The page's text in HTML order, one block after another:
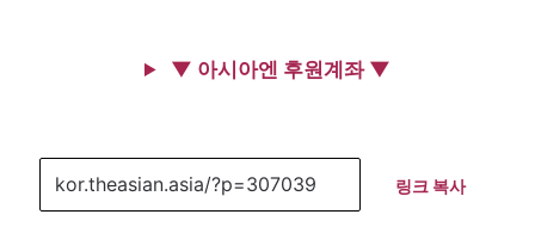
▼ 아시아엔 후원계좌 ▼
링크 복사